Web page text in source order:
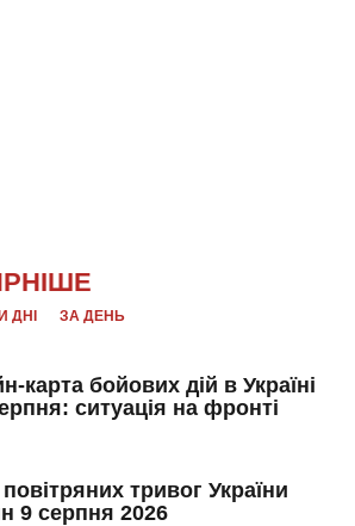
ДНІ ЗА ДЕНЬ
карта бойових дій в Україні
ситуація на фронті
тривог України
9 серпня 2026